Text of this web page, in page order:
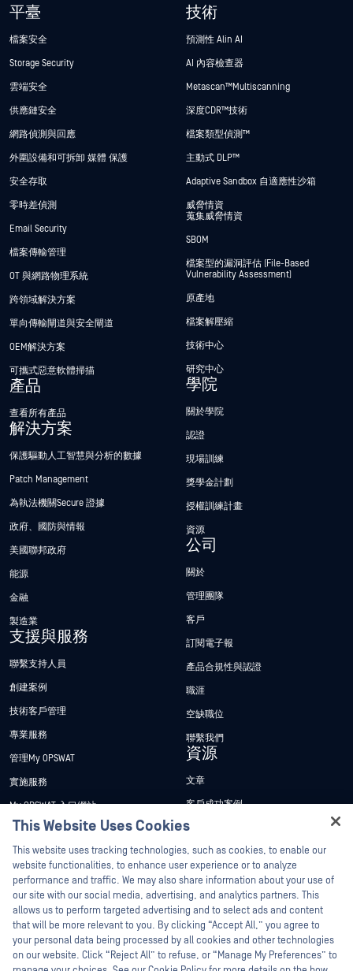
平臺
檔案安全
Storage Security
雲端安全
供應鏈安全
網路偵測與回應
外圍設備和可拆卸 媒體 保護
安全存取
零時差偵測
Email Security
檔案傳輸管理
OT 與網路物理系統
跨領域解決方案
單向傳輸閘道與安全閘道
OEM解決方案
可攜式惡意軟體掃描
產品
查看所有產品
解決方案
保護驅動人工智慧與分析的數據
Patch Management
為執法機關Secure 證據
政府、國防與情報
美國聯邦政府
能源
金融
製造業
支援與服務
聯繫支持人員
創建案例
技術客戶管理
專業服務
管理My OPSWAT
實施服務
My OPSWAT 入口網站
技術檔案
訓練
漏洞通報計畫
合作夥伴
認證
技術合作夥伴
管道合作夥伴計劃
技術
預測性 Alin AI
AI 內容檢查器
Metascan™ Multiscanning
深度CDR™技術
檔案類型偵測™
主動式 DLP™
Adaptive Sandbox 自適應性沙箱
威脅情資
蒐集威脅情資
SBOM
檔案型的漏洞評估 (File-Based
Vulnerability Assessment)
原產地
檔案解壓縮
技術中心
研究中心
學院
關於學院
認證
現場訓練
獎學金計劃
授權訓練計畫
資源
公司
關於
管理團隊
客戶
訂閱電子報
產品合規性與認證
職涯
空缺職位
聯繫我們
資源
文章
客戶成功案例
新聞稿
新聞報導
網路研討會
產品型錄
白皮書
This Website Uses Cookies
This website uses tracking technologies, such as cookies, to enable our
website functionalities, to enhance user experience or to analyze
performance and traffic. We may also share information about your use of
our site with our social media, advertising, and analytics partners. This
allows us to perform targeted advertising and to select ads and content
that will be more relevant to you. By clicking “Accept All,” you agree to
your personal data being processed by all cookies and other technologies
on our website. Click “Reject All” to refuse, or “Manage My Preferences” to
Hey there!
I'm Ozzy, your OPSWAT virtual assistant.
How can I help you secure what's critical
today?